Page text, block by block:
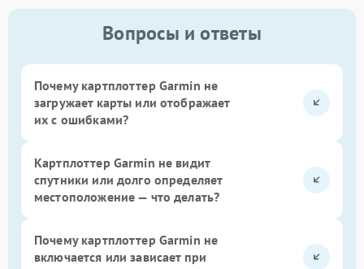
Вопросы и ответы
Почему картплоттер Garmin не
загружает карты или отображает
их с ошибками?
Картплоттер Garmin не видит
спутники или долго определяет
местоположение — что делать?
Почему картплоттер Garmin не
включается или зависает при